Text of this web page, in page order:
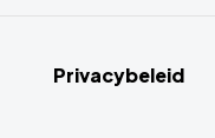
Privacybeleid